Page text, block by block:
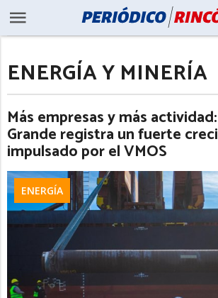
ENERGÍA Y MINERÍA
Más empresas y más
Grande registra un fuerte
impulsado por el VMOS
ENERGÍA